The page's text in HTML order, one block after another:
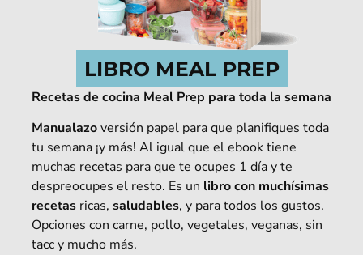
LIBRO MEAL PREP
Recetas de cocina Meal Prep para toda la semana
Manualazoversión papel para que planifiques toda
tu semana ¡y más! Al igual que el ebook tiene
muchas recetas para que te ocupes 1 día y te
despreocupes el resto. Es un libro con muchísimas
recetas ricas, saludables, y para todos los gustos.
Opciones con carne, pollo, vegetales, veganas, sin
tacc y mucho más.